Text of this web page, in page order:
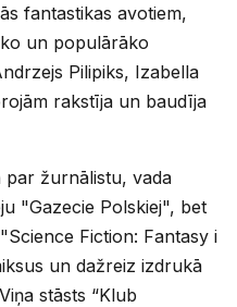
fantastikas avotiem,
un populārāko
Pilipiks, Izabella
rakstīja un baudīja
par žurnālistu, vada
"Gazecie Polskiej", bet
Fiction: Fantasy i
un dažreiz izdrukā
stāsts “Klub